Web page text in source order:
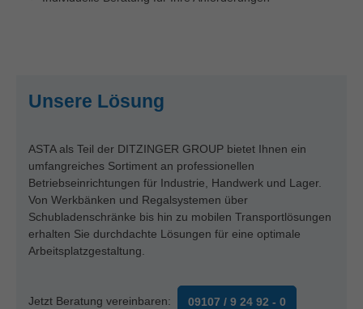
Unsere Lösung
ASTA als Teil der DITZINGER GROUP bietet Ihnen ein
umfangreiches Sortiment an professionellen
Betriebseinrichtungen für Industrie, Handwerk und Lager.
Von Werkbänken und Regalsystemen über
Schubladenschränke bis hin zu mobilen Transportlösungen
erhalten Sie durchdachte Lösungen für eine optimale
Arbeitsplatzgestaltung.
Jetzt Beratung vereinbaren: 09107 / 9 24 92 - 0